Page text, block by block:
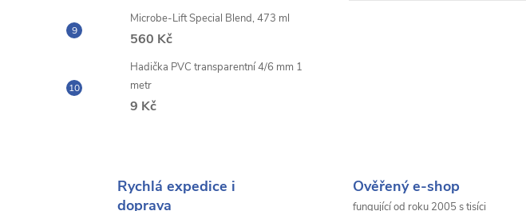
Microbe-Lift Special Blend, 473 ml
560 Kč
Hadička PVC transparentní 4/6 mm 1
metr
9 Kč
Rychlá expedice i
doprava
Ověřený e-shop
fungující od roku 2005 s tisíci